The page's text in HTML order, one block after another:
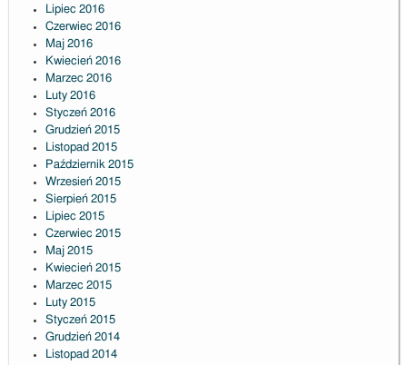
Lipiec 2016
Czerwiec 2016
Maj 2016
Kwiecień 2016
Marzec 2016
Luty 2016
Styczeń 2016
Grudzień 2015
Listopad 2015
Październik 2015
Wrzesień 2015
Sierpień 2015
Lipiec 2015
Czerwiec 2015
Maj 2015
Kwiecień 2015
Marzec 2015
Luty 2015
Styczeń 2015
Grudzień 2014
Listopad 2014